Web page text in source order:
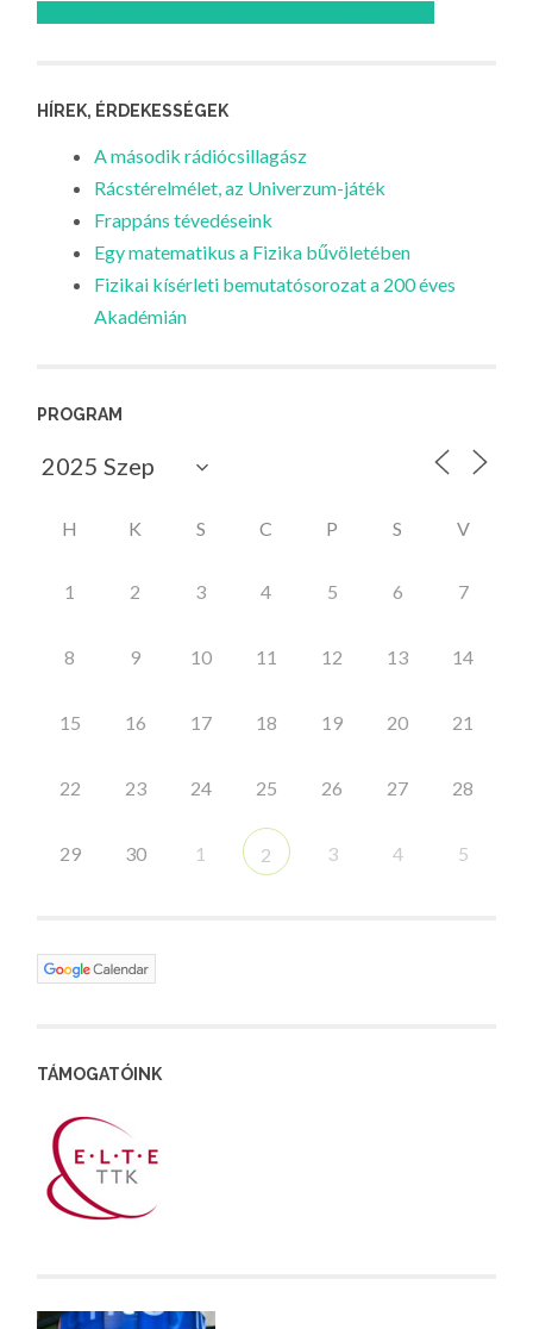
HÍREK, ÉRDEKESSÉGEK
A második rádiócsillagász
Rácstérelmélet, az Univerzum-játék
Frappáns tévedéseink
Egy matematikus a Fizika bűvöletében
Fizikai kísérleti bemutatósorozat a 200 éves
Akadémián
PROGRAM
H K S C P S V
1 2 3 4 5 6 7
8 9 10 11 12 13 14
15 16 17 18 19 20 21
22 23 24 25 26 27 28
29 30 1 2 3 4 5
TÁMOGATÓINK